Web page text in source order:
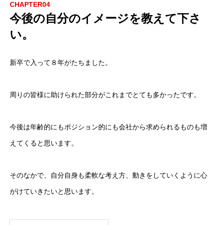
CHAPTER04
今後の自分のイメージを教えて下さ
い。
新卒で入って８年がたちました。
周りの皆様に助けられた部分がこれまでとても多かったです。
今後は年齢的にもポジション的にも会社から求められるものも増
えてくると思います。
そのなかで、自分自身も柔軟な考え方、動きをしていくように心
がけていきたいと思います。